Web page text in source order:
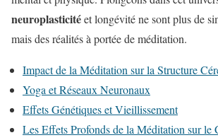
neuroplasticitéet longévité ne sont plus de
mais des réalités à portée de méditation.
Impact de la Méditation sur la Structure
Yoga et Réseaux Neuronaux
Effets Génétiques et Vieillissement
Les Effets Profonds de la Méditation sur le